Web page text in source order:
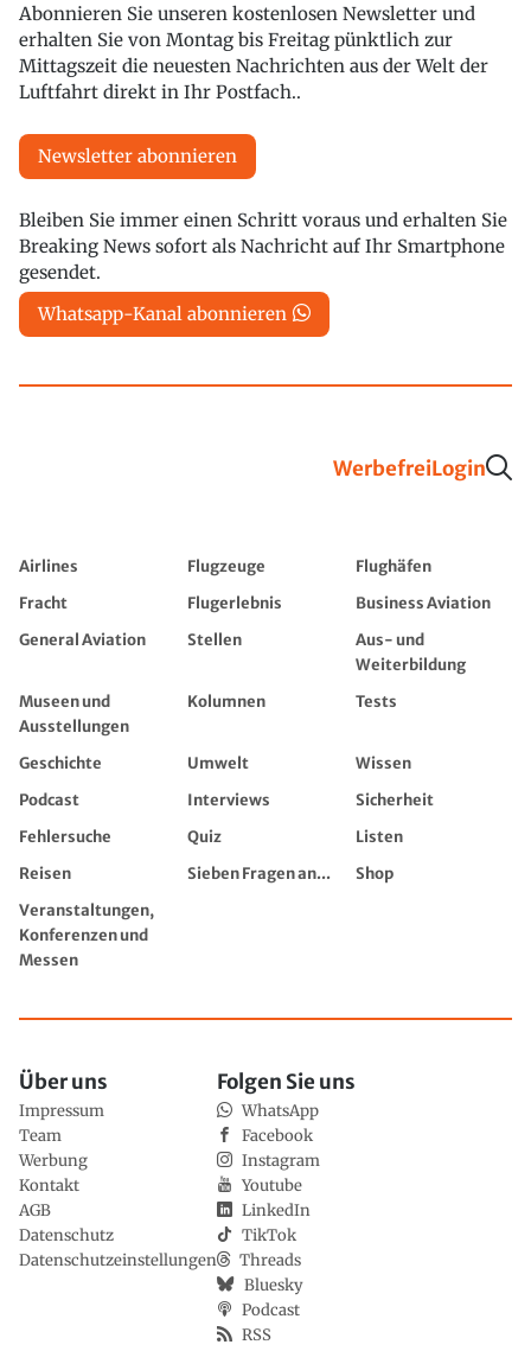
Abonnieren Sie unseren kostenlosen Newsletter und
erhalten Sie von Montag bis Freitag pünktlich zur
Mittagszeit die neuesten Nachrichten aus der Welt der
Luftfahrt direkt in Ihr Postfach..
Newsletter abonnieren
Bleiben Sie immer einen Schritt voraus und erhalten Sie
Breaking News sofort als Nachricht auf Ihr Smartphone
gesendet.
Whatsapp-Kanal abonnieren
WerbefreiLogin
Airlines Flugzeuge
Flughäfen
Fracht
Flugerlebnis
Business Aviation
General Aviation
Stellen
Aus- und
Weiterbildung
Museen und
Ausstellungen
Kolumnen Tests
Geschichte Umwelt
Wissen
Podcast
Interviews
Sicherheit
Fehlersuche
Quiz
Listen
Reisen
Sieben Fragen an...
Shop
Veranstaltungen,
Konferenzen und
Messen
Über uns
Impressum
Team
Werbung
Kontakt
AGB
Datenschutz
Datenschutzeinstellungen
Folgen Sie uns
WhatsApp
Facebook
Instagram
Youtube
LinkedIn
TikTok
Threads
Bluesky
Podcast
RSS